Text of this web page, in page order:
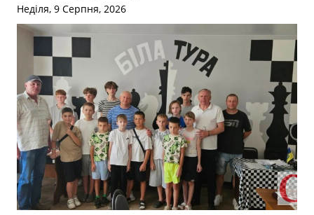
Неділя, 9 Серпня, 2026